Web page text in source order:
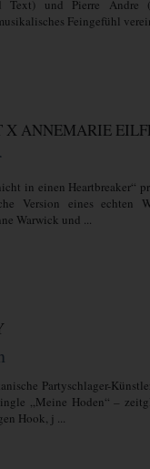
Text) und Pierre Andre
Feingefühl
X ANNEMARIE
in einen Heartbreaker“
Version eines echten
Warwick und ...
Partyschlager-
„Meine Hoden“ –
Hook, j ...